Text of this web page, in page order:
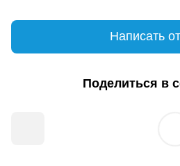
Написать
Поделиться в